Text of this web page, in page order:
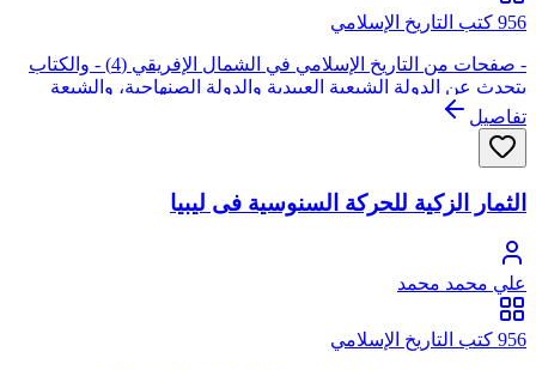
956 كتب التاريخ الإسلامي
- صفحات من التاريخ الإسلامي في الشمال الإفريقي (4) - والكتاب
يتحدث عن الدولة الشيعية العبيدية والدولة الصنهاجية، والشيعة
الإثنى عشرية والإسماعيلية والباطنية ودور صلاح الدين الأيوبي في
القضاء عليهم.
تفاصيل
الثمار الزكية للحركة السنوسية فى ليبيا
علي محمد محمد
956 كتب التاريخ الإسلامي